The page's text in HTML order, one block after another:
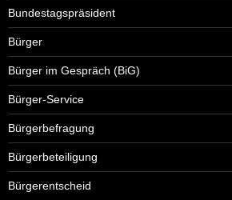
Bundestagspräsident
Bürger
Bürger im Gespräch (BiG)
Bürger-Service
Bürgerbefragung
Bürgerbeteiligung
Bürgerentscheid